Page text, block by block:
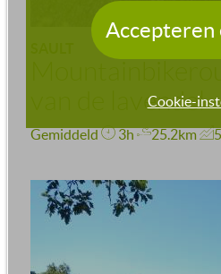
van de lavendel
Gemiddeld 3h 25.2km
Cookie-
Accepteren